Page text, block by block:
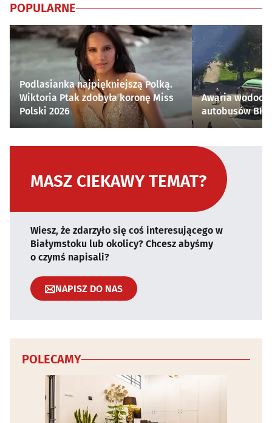
POPULARNE
Podlasianka najpiękniejszą Polką.
Wiktoria Ptak zdobyła koronę Miss
Polski 2026
Awaria
autobusów
MASZ CIEKAWY TEMAT?
Wiesz, że zdarzyło się coś interesującego w
Białymstoku lub okolicy? Chcesz abyśmy
o czymś napisali?
NAPISZ DO NAS
POLECAMY